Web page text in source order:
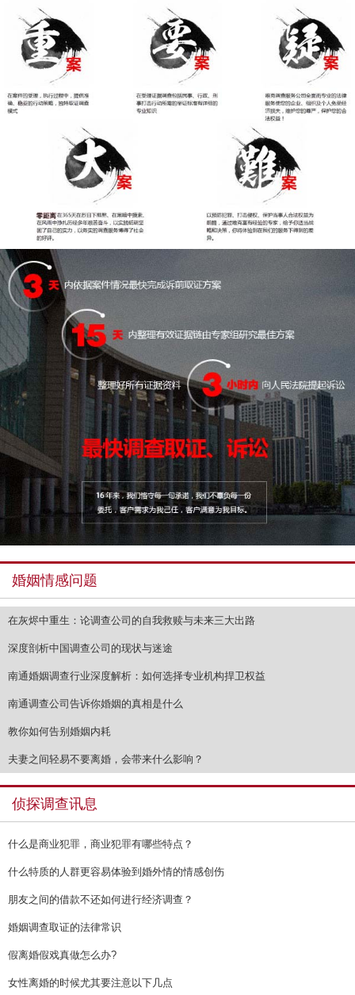
婚姻情感问题
在灰烬中重生：论调查公司的自我救赎与未来三大出路
深度剖析中国调查公司的现状与迷途
南通婚姻调查行业深度解析：如何选择专业机构捍卫权益
南通调查公司告诉你婚姻的真相是什么
教你如何告别婚姻内耗
夫妻之间轻易不要离婚，会带来什么影响？
侦探调查讯息
什么是商业犯罪，商业犯罪有哪些特点？
什么特质的人群更容易体验到婚外情的情感创伤
朋友之间的借款不还如何进行经济调查？
婚姻调查取证的法律常识
假离婚假戏真做怎么办?
女性离婚的时候尤其要注意以下几点